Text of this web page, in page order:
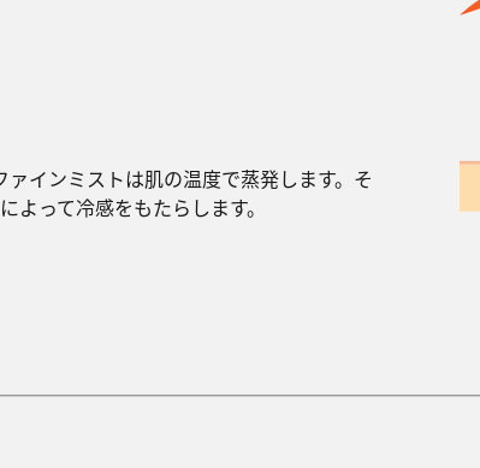
インミストは肌の温度で蒸発します。そ
よって冷感をもたらします。